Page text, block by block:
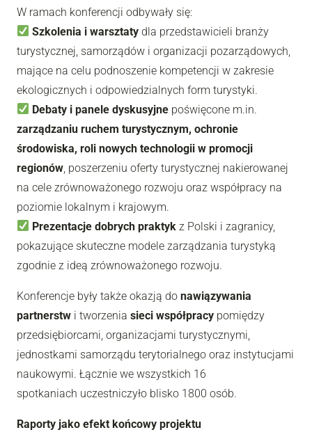
W ramach konferencji odbywały się:
Szkolenia i warsztaty dla przedstawicieli branży
turystycznej, samorządów i organizacji pozarządowych,
mające na celu podnoszenie kompetencji w zakresie
ekologicznych i odpowiedzialnych form turystyki.
Debaty i panele dyskusyjne poświęcone m.in.
zarządzaniu ruchem turystycznym, ochronie
środowiska, roli nowych technologii w promocji
regionów, poszerzeniu oferty turystycznej nakierowanej
na cele zrównoważonego rozwoju oraz współpracy na
poziomie lokalnym i krajowym.
Prezentacje dobrych praktyk z Polski i zagranicy,
pokazujące skuteczne modele zarządzania turystyką
zgodnie z ideą zrównoważonego rozwoju.
Konferencje były także okazją do nawiązywania
partnerstw i tworzenia sieci współpracy pomiędzy
przedsiębiorcami, organizacjami turystycznymi,
jednostkami samorządu terytorialnego oraz instytucjami
naukowymi. Łącznie we wszystkich 16
spotkaniach uczestniczyło blisko 1800 osób.
Raporty jako efekt końcowy projektu